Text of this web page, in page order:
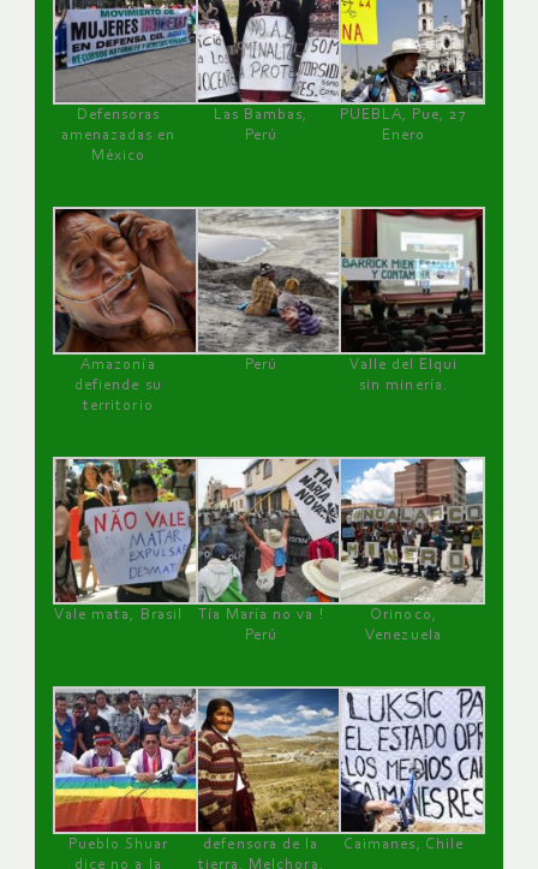
Defensoras
amenazadas en
México
Las Bambas,
Perú
PUEBLA, Pue, 27
Enero
Amazonía
defiende su
territorio
Perú
Valle del Elqui
sin minería.
Vale mata, Brasil
Tía María no va !
Perú
Orinoco,
Venezuela
Pueblo Shuar
dice no a la
defensora de la
tierra, Melchora,
Caimanes, Chile